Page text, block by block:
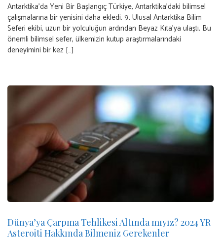
Antarktika’da Yeni Bir Başlangıç Türkiye, Antarktika’daki bilimsel
çalışmalarına bir yenisini daha ekledi. 9. Ulusal Antarktika Bilim
Seferi ekibi, uzun bir yolculuğun ardından Beyaz Kıta’ya ulaştı. Bu
önemli bilimsel sefer, ülkemizin kutup araştırmalarındaki
deneyimini bir kez […]
Dünya’ya Çarpma Tehlikesi Altında mıyız? 2024 YR
Asteroiti Hakkında Bilmeniz Gerekenler